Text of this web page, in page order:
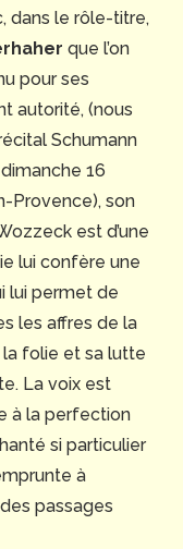
dans le rôle-titre,
que l’on
pour ses
autorité, (nous
Schumann
16
Provence), son
est d’une
lui confère une
lui permet de
les affres de la
folie et sa lutte
La voix est
à la perfection
si particulier
à
passages